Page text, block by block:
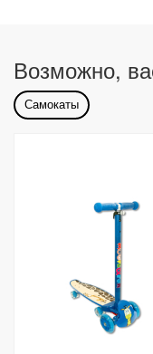
Возможно,
Самокаты